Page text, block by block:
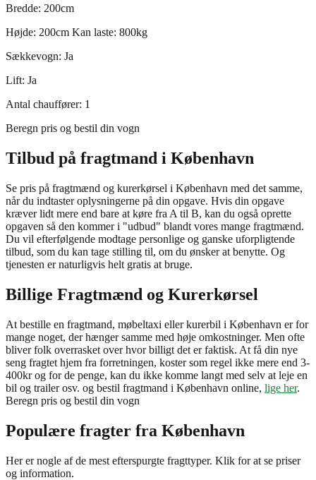
Bredde: 200cm
Højde: 200cm Kan laste: 800kg
Sækkevogn: Ja
Lift: Ja
Antal chauffører: 1
Beregn pris og bestil din vogn
Tilbud på fragtmand i København
Se pris på fragtmænd og kurerkørsel i København med det samme,
når du indtaster oplysningerne på din opgave. Hvis din opgave
kræver lidt mere end bare at køre fra A til B, kan du også oprette
opgaven så den kommer i "udbud" blandt vores mange fragtmænd.
Du vil efterfølgende modtage personlige og ganske uforpligtende
tilbud, som du kan tage stilling til, om du ønsker at benytte. Og
tjenesten er naturligvis helt gratis at bruge.
Billige Fragtmænd og Kurerkørsel
At bestille en fragtmand, møbeltaxi eller kurerbil i København er for
mange noget, der hænger samme med høje omkostninger. Men ofte
bliver folk overrasket over hvor billigt det er faktisk. At få din nye
seng fragtet hjem fra forretningen, koster som regel ikke mere end 3-
400kr og for de penge, kan du ikke komme langt med selv at leje en
bil og trailer osv. og bestil fragtmand i København online, lige her.
Beregn pris og bestil din vogn
Populære fragter fra København
Her er nogle af de mest efterspurgte fragttyper. Klik for at se priser
og information.